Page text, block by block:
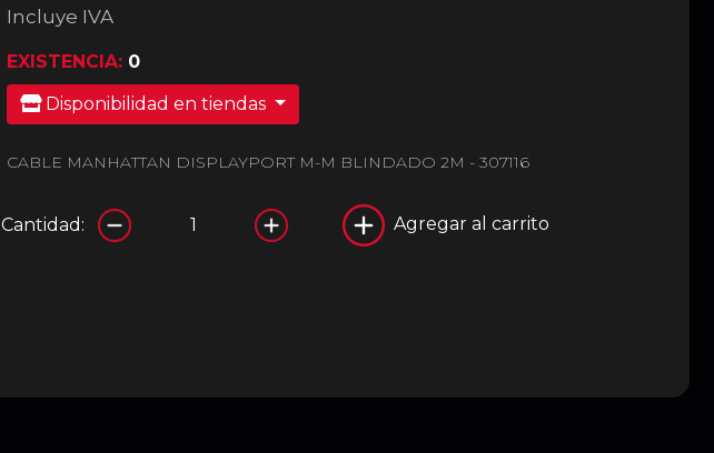
Incluye IVA
EXISTENCIA: 0
Disponibilidad en tiendas
CABLE MANHATTAN DISPLAYPORT M-M BLINDADO 2M - 307116
Cantidad: Agregar al carrito